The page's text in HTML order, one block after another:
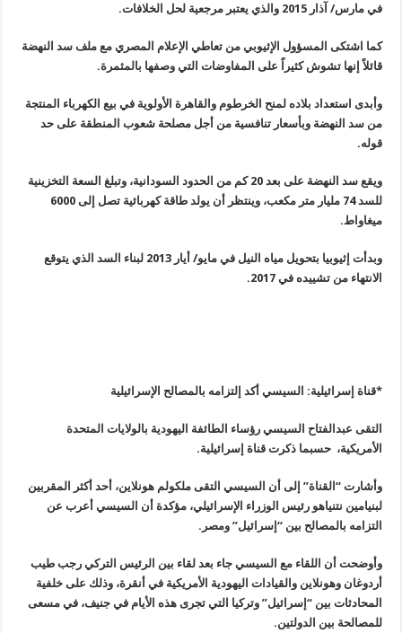
في مارس/ آذار 2015 والذي يعتبر مرجعية لحل الخلافات
.
كما اشتكى المسؤول الإثيوبي من تعاطي الإعلام المصري مع ملف سد النهضة
قائلاً إنها تشوش كثيراً على المفاوضات التي وصفها بالمثمرة.
وأبدى استعداد بلاده لمنح الخرطوم والقاهرة الأولوية في بيع الكهرباء المنتجة
من سد النهضة وبأسعار تنافسية من أجل مصلحة شعوب المنطقة على حد
قوله.
ويقع سد النهضة على بعد 20 كم من الحدود السودانية، وتبلغ السعة التخزينية
للسد 74 مليار متر مكعب، وينتظر أن يولد طاقة كهربائية تصل إلى 6000
ميغاواط.
وبدأت إثيوبيا بتحويل مياه النيل في مايو/ أيار 2013 لبناء السد الذي يتوقع
الانتهاء من تشييده في 2017
.
*قناة إسرائيلية: السيسي أكد إلتزامه بالمصالح الإسرائيلية
التقى عبدالفتاح السيسي رؤساء الطائفة اليهودية بالولايات المتحدة
الأمريكية، حسبما ذكرت قناة إسرائيلية.
وأشارت “القناة” إلى أن السيسي التقى ملكولم هونلاين، أحد أكثر المقربين
لبنيامين نتنياهو رئيس الوزراء الإسرائيلي، مؤكدة أن السيسي أعرب عن
التزامه بالمصالح بين “إسرائيل” ومصر .
وأوضحت أن اللقاء مع السيسي جاء بعد لقاء بين الرئيس التركي رجب طيب
أردوغان وهونلاين والقيادات اليهودية الأمريكية في أنقرة، وذلك على خلفية
المحادثات بين “إسرائيل” وتركيا التي تجرى هذه الأيام في جنيف، في مسعى
للمصالحة بين الدولتين.